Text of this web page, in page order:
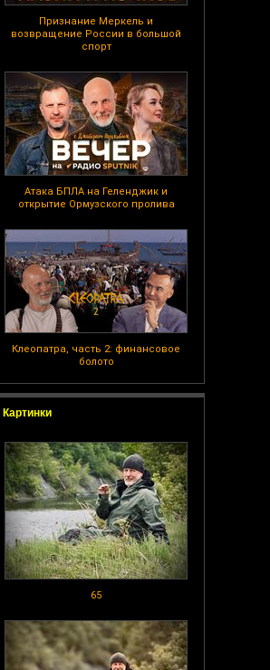
Признание Меркель и
возвращение России в большой
спорт
Атака БПЛА на Геленджик и
открытие Ормузского пролива
Клеопатра, часть 2: финансовое
болото
Картинки
65